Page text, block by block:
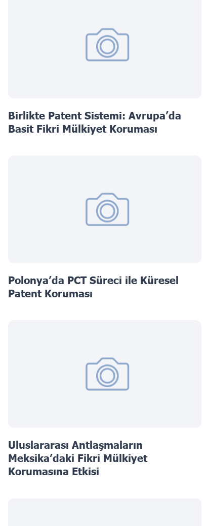
Birlikte Patent Sistemi: Avrupa’da
Basit Fikri Mülkiyet Koruması
Polonya’da PCT Süreci ile Küresel
Patent Koruması
Uluslararası Antlaşmaların
Meksika’daki Fikri Mülkiyet
Korumasına Etkisi